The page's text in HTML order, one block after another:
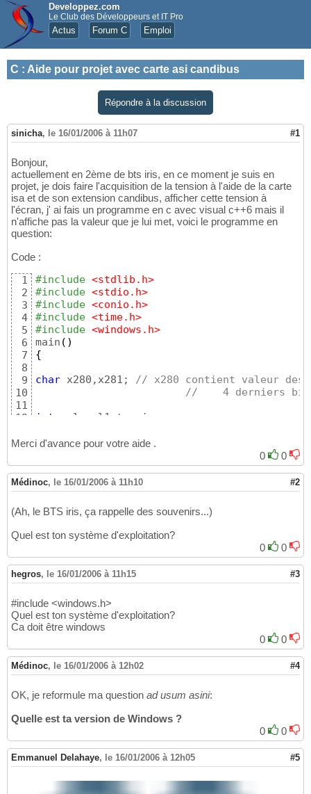
Developpez.com
Le Club des Développeurs et IT Pro
Actus Forum C Emploi
C : Aide pour projet avec carte asi candibus
Répondre à la discussion
sinicha, le 16/01/2006 à 11h07 #1
Bonjour,
actuellement en 2ème de bts iris, en ce moment je suis en
projet, je dois faire l'acquisition de la tension à l'aide de la carte
isa et de son extension candibus, afficher cette tension à
l'écran, j' ai fais un programme en c avec visual c++6 mais il
n'affiche pas la valeur que je lui met, voici le programme en
question:
Code :
1
2
3
4
5
6
7
8
9
10
11
12
14
16
17
18
19
20
21
22
23
24
25
27
28
29
31
#include <stdlib.h>
#include <stdio.h>
#include <conio.h>
#include <time.h>
#include <windows.h>
main ( )
{
char x280,x281; // x280 contient valeur
//    4 derniers
int
printf("Programme lecture
_outp(0x280,0xDE);
x280=_inp(0x280);
//adresse de la
x281=_inp(0x281); //    "
int sleep Time=
;
printf("tempo\n" );
printf
"lecture: %X : %X
val=( 16 *(int ) x280)/16
printf("valeur de val:\t%X\n",val)
val1=(int)x281/16
printf("valeur de val1:\t%X\n",val1);
printf("\n tension candibus:%d
getch();
}
Merci d'avance pour votre aide .
0
0
Médinoc, le 16/01/2006 à 11h10 #2
(Ah, le BTS iris, ça rappelle des souvenirs...)
Quel est ton système d'exploitation?
0
0
hegros, le 16/01/2006 à 11h15 #3
#include <windows.h>
Quel est ton système d'exploitation?
Ca doit être windows
0
0
Médinoc, le 16/01/2006 à 12h02 #4
OK, je reformule ma question ad usum asini:
Quelle est ta version de Windows ?
0
0
Emmanuel Delahaye, le 16/01/2006 à 12h05 #5